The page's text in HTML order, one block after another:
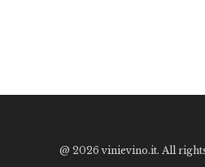
@ 2026 vinievino.it. All